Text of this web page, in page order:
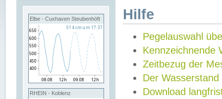
Elbe - Cuxhaven Steubenhöft
RHEIN - Koblenz
Hilfe
Pegelauswahl
Kennzeichnende
Zeitbezug der
Der Wasserstand
Download